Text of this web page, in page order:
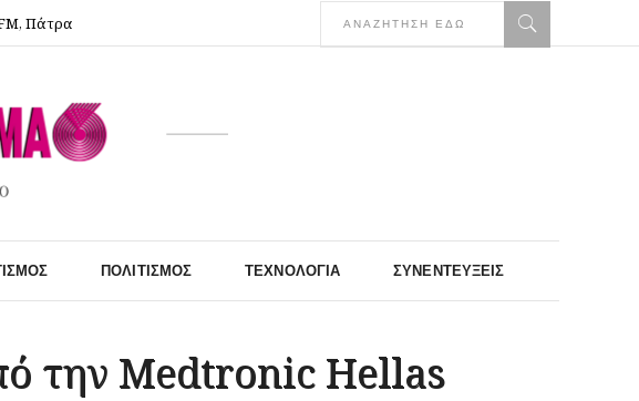
Πάτρα
ΠΟΛΙΤΙΣΜΌΣ ΤΕΧΝΟΛΟΓΊΑ ΣΥΝΕΝΤΕΎΞΕΙΣ
την Medtronic Hellas